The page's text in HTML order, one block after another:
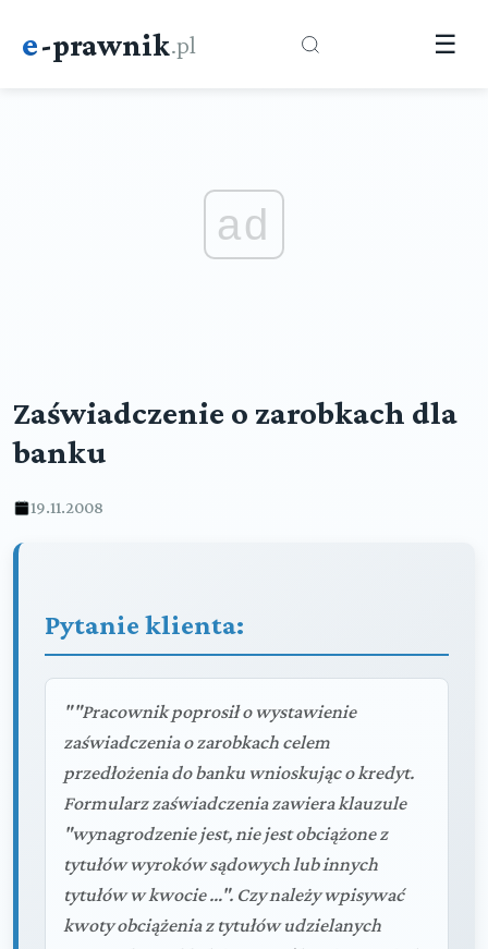
e-prawnik.pl ☰
ad
Zaświadczenie o zarobkach dla
banku
19.11.2008
Pytanie klienta:
""Pracownik poprosił o wystawienie
zaświadczenia o zarobkach celem
przedłożenia do banku wnioskując o kredyt.
Formularz zaświadczenia zawiera klauzule
"wynagrodzenie jest, nie jest obciążone z
tytułów wyroków sądowych lub innych
tytułów w kwocie …". Czy należy wpisywać
kwoty obciążenia z tytułów udzielanych